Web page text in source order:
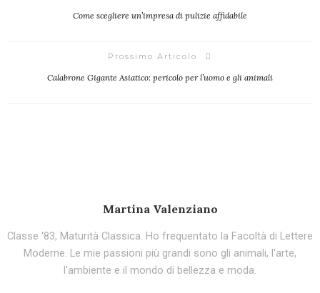
Come scegliere un’impresa di pulizie affidabile
Prossimo Articolo
Calabrone Gigante Asiatico: pericolo per l’uomo e gli animali
Martina Valenziano
Classe '83, Maturità Classica. Ho frequentato la Facoltà di Lettere
Moderne. Le mie passioni più grandi sono gli animali, l'arte,
l'ambiente e il mondo di bellezza e moda.